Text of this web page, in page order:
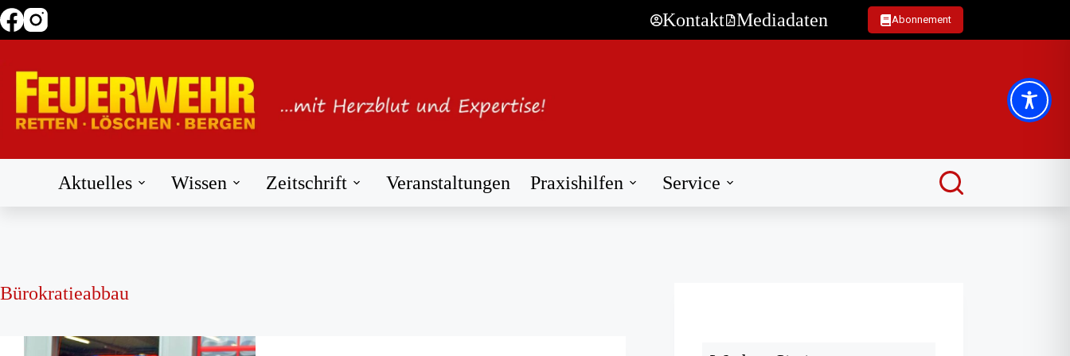
Zum
Inhalt
Kontakt Mediadaten Abonnement
Aktuelles Wissen Zeitschrift Veranstaltungen Praxishilfen Service
Bürokratieabbau